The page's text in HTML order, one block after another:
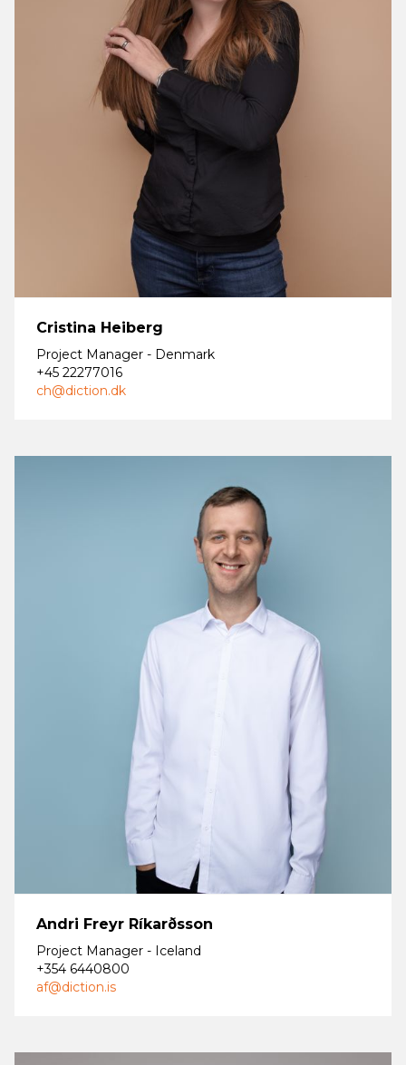
Cristina Heiberg
Project Manager - Denmark
+45 22277016
ch@diction.dk
Andri Freyr Ríkarðsson
Project Manager - Iceland
+354 6440800
af@diction.is